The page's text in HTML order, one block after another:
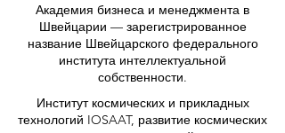
Академия бизнеса и менеджмента в
Швейцарии — зарегистрированное
название Швейцарского федерального
института интеллектуальной
собственности.
Институт космических и прикладных
технологий IOSAAT, развитие космических